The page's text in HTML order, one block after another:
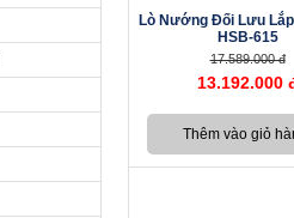
Lò Nướng Đối Lưu
HSB-615
17.589.000 đ
13.192.000